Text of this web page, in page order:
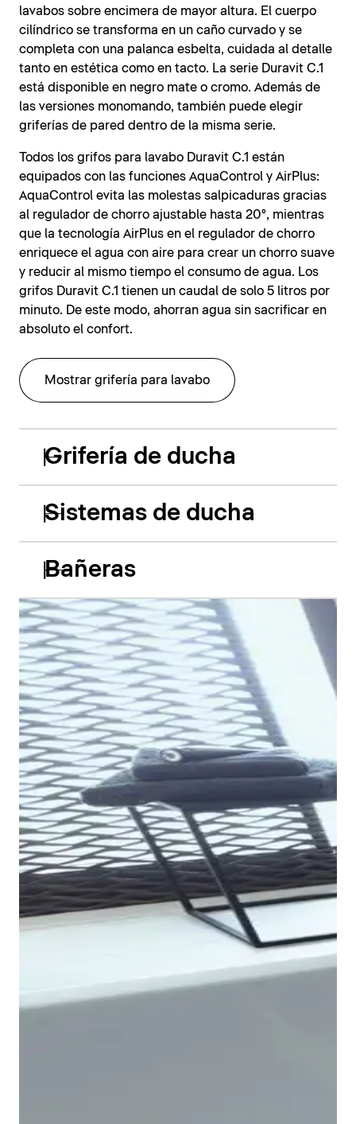
lavabos sobre encimera de mayor altura. El cuerpo
cilíndrico se transforma en un caño curvado y se
completa con una palanca esbelta, cuidada al detalle
tanto en estética como en tacto. La serie Duravit C.1
está disponible en negro mate o cromo. Además de
las versiones monomando, también puede elegir
griferías de pared dentro de la misma serie.
Todos los grifos para lavabo Duravit C.1 están
equipados con las funciones AquaControl y AirPlus:
AquaControl evita las molestas salpicaduras gracias
al regulador de chorro ajustable hasta 20°, mientras
que la tecnología AirPlus en el regulador de chorro
enriquece el agua con aire para crear un chorro suave
y reducir al mismo tiempo el consumo de agua. Los
grifos Duravit C.1 tienen un caudal de solo 5 litros por
minuto. De este modo, ahorran agua sin sacrificar en
absoluto el confort.
Mostrar grifería para lavabo
Grifería de ducha
Sistemas de ducha
Bañeras